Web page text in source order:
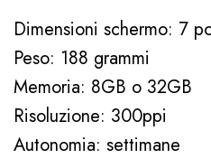
Dimensioni schermo: 7
Peso: 188 grammi
Memoria: 8GB o 32GB
Risoluzione: 300ppi
Autonomia: settimane